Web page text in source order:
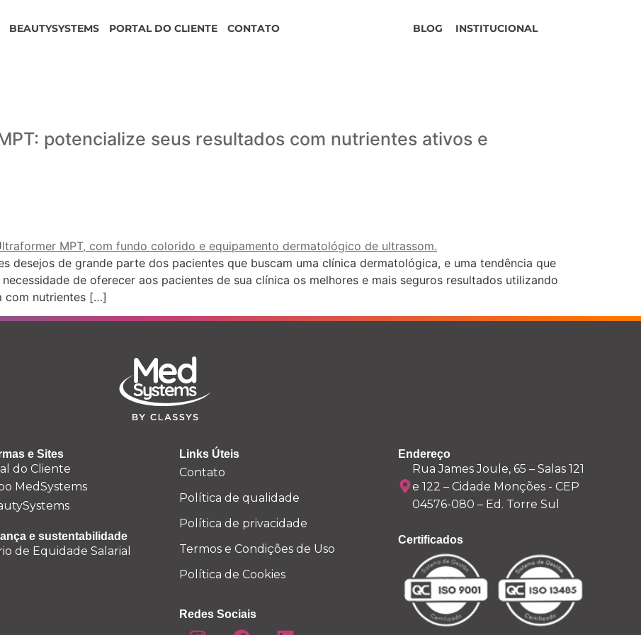
BEAUTYSYSTEMS PORTAL DO CLIENTE CONTATO INSTITUCIONAL
BLOG
potencialize seus resultados com nutrientes ativos e
desejos de grande parte dos pacientes que buscam uma clínica dermatológica, e uma tendência que
de oferecer aos pacientes de sua clínica os melhores e mais seguros resultados utilizando
com nutrientes […]
e Sites
do Cliente
MedSystems
e sustentabilidade
de Equidade Salarial
Links Úteis
Contato
Política de qualidade
Política de privacidade
Termos e Condições de Uso
Política de Cookies
Redes Sociais
Endereço
Rua James Joule, 65 – Salas 121
e 122 – Cidade Monções - CEP
04576-080 – Ed. Torre Sul
Certificados